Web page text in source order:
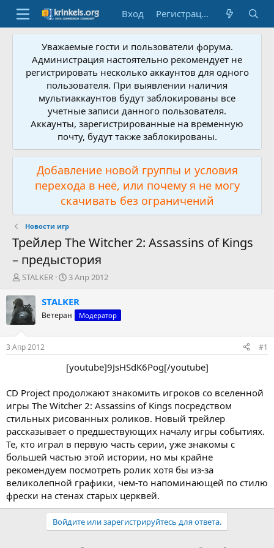
Вход Регистрация
Уважаемые гости и пользователи форума.
Администрация настоятельно рекомендует не
регистрировать несколько аккаунтов для одного
пользователя. При выявлении наличия
мультиаккаунтов будут заблокированы все
учетные записи данного пользователя.
Аккаунты, зарегистрированные на временную
почту, будут также заблокированы.
Добавление новой группы и условия
перехода в неё, или почему я не могу
скачивать без ограничений
Новости игр
Трейлер The Witcher 2: Assassins of Kings
– предыстория
А
т
о
р
т
м
STALKER
Д
т
н
а
л
а
3 Апр 2012
STALKER
Ветеран Модератор
3 Апр 2012 #1
[youtube]9JsHSdK6Pog[/youtube]​
CD Project продолжают знакомить игроков со вселенной
игры The Witcher 2: Assassins of Kings посредством
стильных рисованных роликов. Новый трейлер
рассказывает о предшествующих началу игры событиях.
Те, кто играл в первую часть серии, уже знакомы с
большей частью этой истории, но мы крайне
рекомендуем посмотреть ролик хотя бы из-за
великолепной графики, чем-то напоминающей по стилю
фрески на стенах старых церквей.
Войдите или зарегистрируйтесь для ответа.